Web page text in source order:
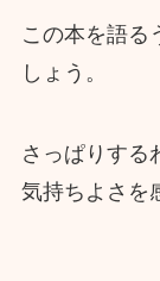
この本を語る
しょう。
さっぱりする
気持ちよさを